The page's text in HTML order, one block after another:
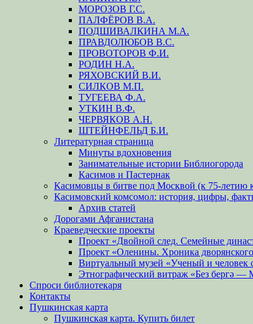
МОРОЗОВ Г.С.
ПАЛФЁРОВ В.А.
ПОДШИВАЛКИНА М.А.
ПРАВДОЛЮБОВ В.С.
ПРОВОТОРОВ Ф.И.
РОДИН Н.А.
РЯХОВСКИЙ В.И.
СИЛКОВ М.П.
ТУГЕЕВА Ф.А.
УТКИН В.Ф.
ЧЕРВЯКОВ А.Н.
ШТЕЙНФЕЛЬД Б.И.
Литературная страница
Минуты вдохновения
Занимательные истории Библиогорода
Касимов и Пастернак
Касимовцы в битве под Москвой (к 75-летию
Касимовский комсомол: история, цифры,
Архив статей
Дорогами Афганистана
Краеведческие проекты
Проект «Двойной след. Семейные
Проект «Оленины. Хроника дворянского
Виртуальный музей «Ученый и человек
Этнографический витраж «Без бергə —
Спроси библиотекаря
Контакты
Пушкинская карта
Пушкинская карта. Купить билет